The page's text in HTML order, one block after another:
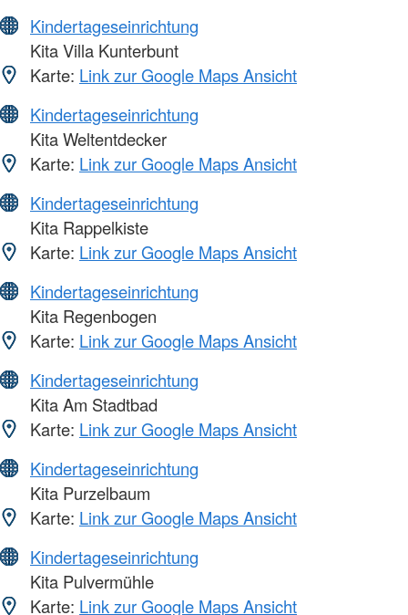
Kindertageseinrichtung
Kita Villa Kunterbunt
Karte: Link zur Google Maps Ansicht
Kindertageseinrichtung
Kita Weltentdecker
Karte: Link zur Google Maps Ansicht
Kindertageseinrichtung
Kita Rappelkiste
Karte: Link zur Google Maps Ansicht
Kindertageseinrichtung
Kita Regenbogen
Karte: Link zur Google Maps Ansicht
Kindertageseinrichtung
Kita Am Stadtbad
Karte: Link zur Google Maps Ansicht
Kindertageseinrichtung
Kita Purzelbaum
Karte: Link zur Google Maps Ansicht
Kindertageseinrichtung
Kita Pulvermühle
Karte: Link zur Google Maps Ansicht